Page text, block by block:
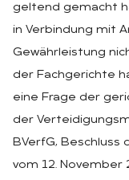
geltend gemacht
in Verbindung mit
Gewährleistung
der Fachgerichte
eine Frage der
der
BVerfG, Beschluss
vom 12. November